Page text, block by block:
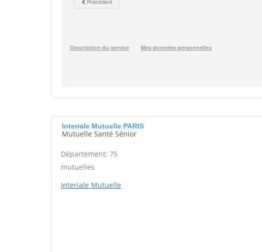
Interiale Mutuelle PARIS
Mutuelle Santé Sénior
Département: 75
mutuelles
Interiale Mutuelle